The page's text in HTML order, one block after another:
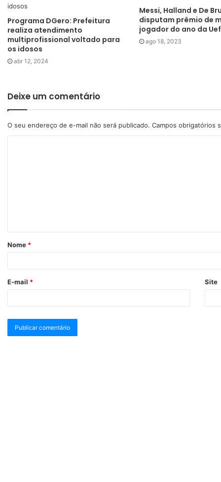
Programa DGero: Prefeitura
realiza atendimento
multiprofissional voltado para
os idosos
abr 12, 2024
Messi, Halland e De
disputam prêmio de
jogador do ano da
ago 18, 2023
Deixe um comentário
O seu endereço de e-mail não será publicado. Campos obrigatórios
Nome *
E-mail * Site